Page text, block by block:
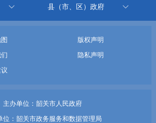
县（市、区）政府
版权声明
隐私声明
主办单位：韶关市人民政府
位：韶关市政务服务和数据管理局